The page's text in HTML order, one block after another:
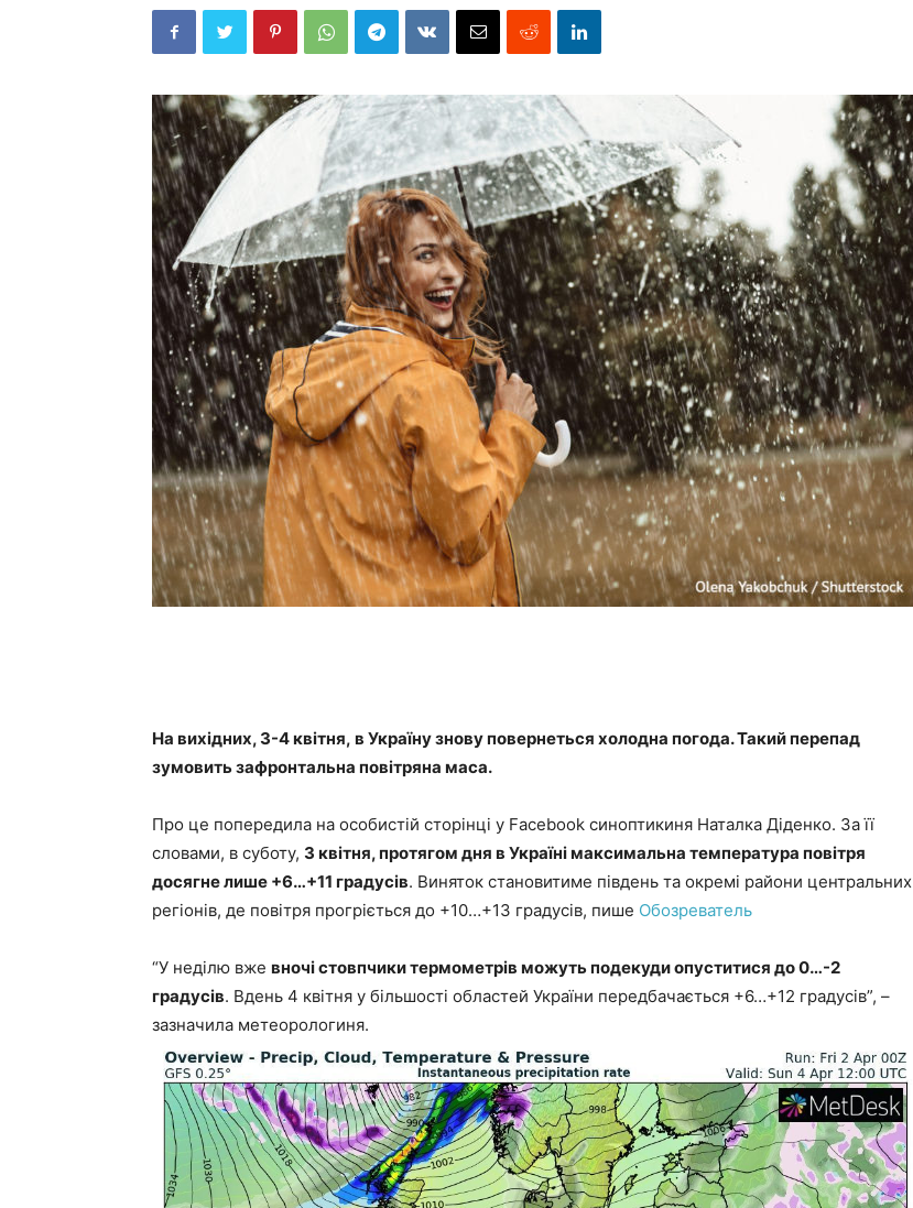
На вихідних, 3-4 квітня, в Україну знову повернеться холодна погода. Такий перепад
зумовить зафронтальна повітряна маса.
Про це попередила на особистій сторінці у Facebook синоптикиня Наталка Діденко. За її
словами, в суботу, 3 квітня, протягом дня в Україні максимальна температура повітря
досягне лише +6…+11 градусів. Виняток становитиме південь та окремі райони центральних
регіонів, де повітря прогріється до +10…+13 градусів, пише Обозреватель
“У неділю вже вночі стовпчики термометрів можуть подекуди опуститися до 0…-2
градусів. Вдень 4 квітня у більшості областей України передбачається +6…+12 градусів”, –
зазначила метеорологиня.